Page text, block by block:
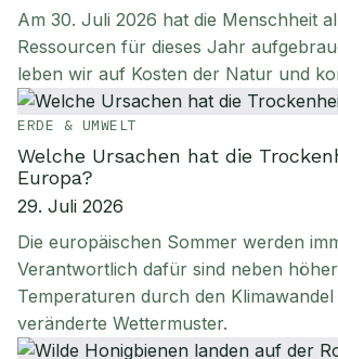
Am 30. Juli 2026 hat die Menschheit
Ressourcen für dieses Jahr
leben wir auf Kosten der Natur und
ERDE & UMWELT
Welche Ursachen hat die
Europa?
29. Juli 2026
Die europäischen Sommer werden
Verantwortlich dafür sind neben
Temperaturen durch den
veränderte Wettermuster.